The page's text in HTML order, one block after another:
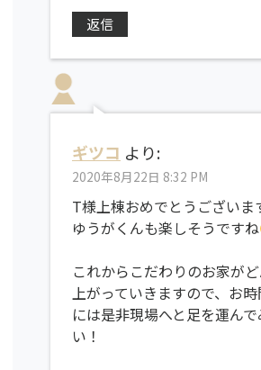
返信
ギツコ より:
2020年8月22日 8:32 PM
T様上棟おめでとうございま
ゆうがくんも楽しそうですね
これからこだわりのお家が
上がっていきますので、お
には是非現場へと足を運ん
い！